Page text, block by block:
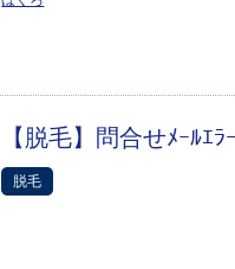
【脱毛】問合せﾒｰﾙｴﾗ
脱毛